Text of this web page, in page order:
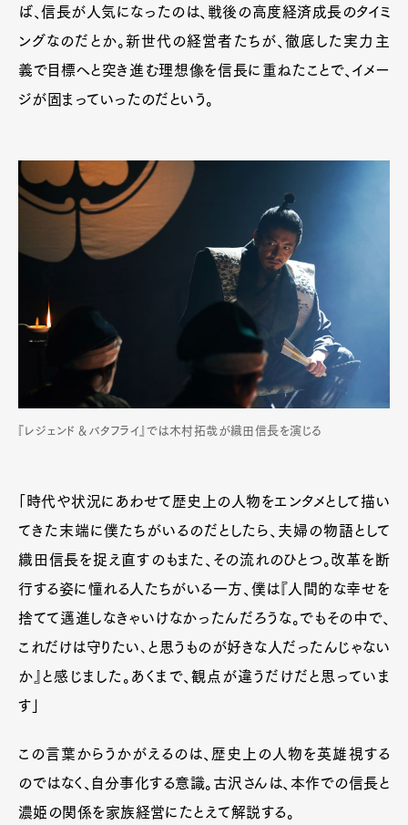
ば、信長が人気になったのは、戦後の高度経済成長のタイミ
ングなのだとか。新世代の経営者たちが、徹底した実力主
義で目標へと突き進む理想像を信長に重ねたことで、イメー
ジが固まっていったのだという。
『レジェンド＆バタフライ』では木村拓哉が織田信長を演じる
「時代や状況にあわせて歴史上の人物をエンタメとして描い
てきた末端に僕たちがいるのだとしたら、夫婦の物語として
織田信長を捉え直すのもまた、その流れのひとつ。改革を断
行する姿に憧れる人たちがいる一方、僕は『人間的な幸せを
捨てて邁進しなきゃいけなかったんだろうな。でもその中で、
これだけは守りたい､と思うものが好きな人だったんじゃない
か』と感じました。あくまで、観点が違うだけだと思っていま
す」
この言葉からうかがえるのは、歴史上の人物を英雄視する
のではなく、自分事化する意識。古沢さんは、本作での信長と
濃姫の関係を家族経営にたとえて解説する。